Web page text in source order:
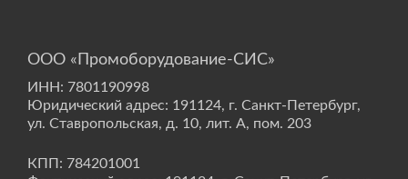
ООО «Промоборудование-СИС»
ИНН: 7801190998
Юридический адрес: 191124, г. Санкт-Петербург,
ул. Ставропольская, д. 10, лит. А, пом. 203
КПП: 784201001